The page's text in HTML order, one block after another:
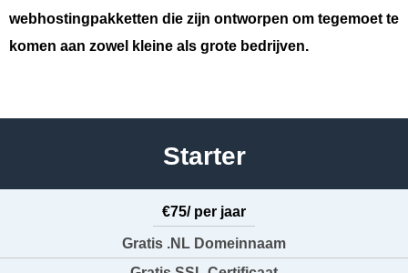
webhostingpakketten die zijn ontworpen om tegemoet te
komen aan zowel kleine als grote bedrijven.
Starter
€75/ per jaar
Gratis .NL Domeinnaam